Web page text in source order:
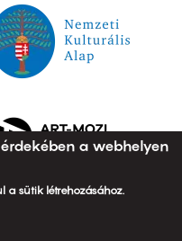
a webhelyen
a sütik létrehozásához.